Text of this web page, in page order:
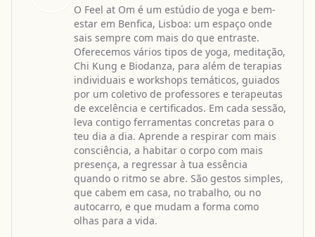
O Feel at Om é um estúdio de yoga e bem-
estar em Benfica, Lisboa: um espaço onde
sais sempre com mais do que entraste.
Oferecemos vários tipos de yoga, meditação,
Chi Kung e Biodanza, para além de terapias
individuais e workshops temáticos, guiados
por um coletivo de professores e terapeutas
de excelência e certificados. Em cada sessão,
leva contigo ferramentas concretas para o
teu dia a dia. Aprende a respirar com mais
consciência, a habitar o corpo com mais
presença, a regressar à tua essência
quando o ritmo se abre. São gestos simples,
que cabem em casa, no trabalho, ou no
autocarro, e que mudam a forma como
olhas para a vida.